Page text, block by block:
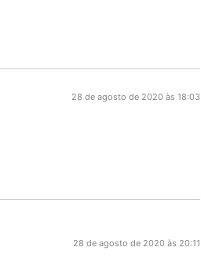
28 de agosto de 2020 às 18:03
28 de agosto de 2020 às 20:11